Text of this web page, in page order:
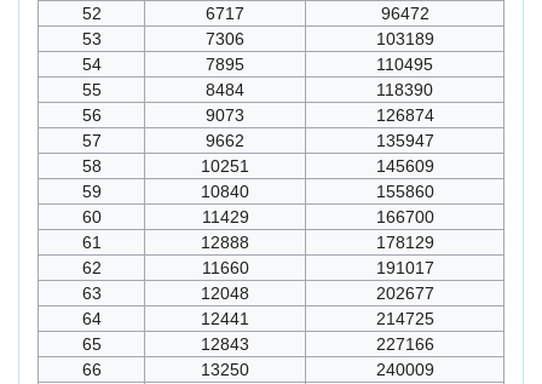
52
6717
96472
53
7306
103189
54
7895
110495
55
8484
118390
56
9073
126874
57
9662
135947
58
10251
145609
59
10840
155860
60
11429
166700
61
12888
178129
62
11660
191017
63
12048
202677
64
12441
214725
65
12843
227166
66
13250
240009